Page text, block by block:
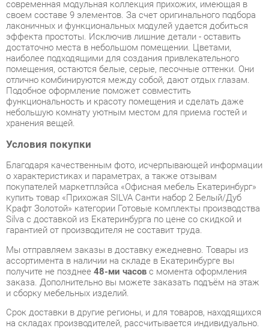
достаточно места в небольшом помещении. Цветами,
наиболее подходящими для создания привлекательного
помещения, остаются белые, серые, песочные оттенки. Они
отлично комбинируются между собой, дают отдых глазам.
Подобное оформление поможет совместить
функциональность и красоту помещения и сделать даже
небольшую комнату уютным местом для приема гостей и
хранения вещей.
Условия покупки
Благодаря качественным фото, исчерпывающей информации
покупателей маркетплэйса «Офисная мебель Екатеринбург»
Крафт Золотой» категории Готовые комплекты производства
Silva с доставкой из Екатеринбурга по цене со скидкой и
гарантией от производителя не составит труда.
Мы отправляем заказы в доставку ежедневно. Товары из
ассортимента в наличии на складе в Екатеринбурге вы
получите не позднее48-ми часовс момента оформления
заказа. Дополнительно вы можете заказать подъём на этаж
и сборку мебельных изделий.
Срок доставки в другие регионы, и для товаров, находящихся
на складах производителей, рассчитывается индивидуально.
Уточнить наличие, срок и стоимость доставки вы можете
через формуобратной связи.
В любой момент до передачи заказа в доставку, а также в